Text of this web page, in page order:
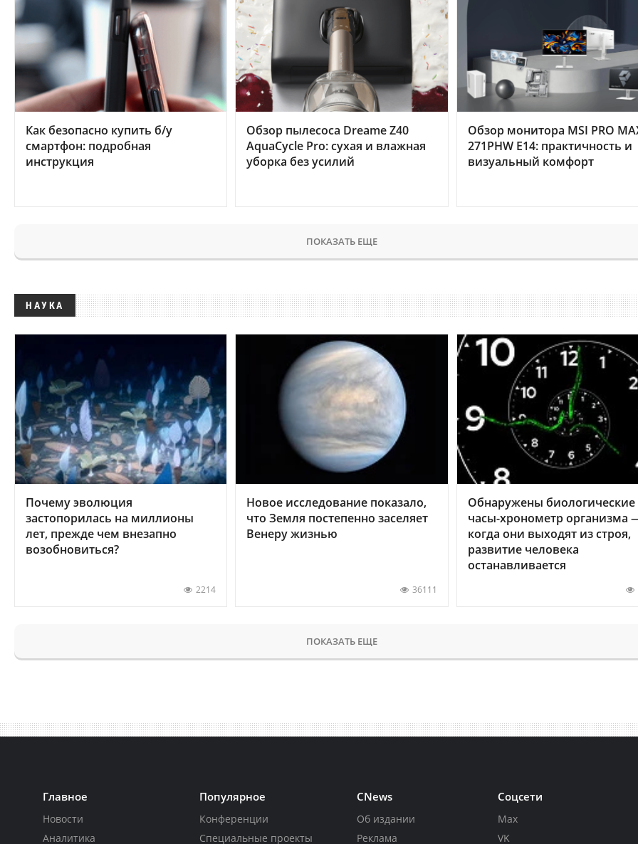
Как безопасно купить б/у
смартфон: подробная
инструкция
Обзор пылесоса Dreame Z40
AquaCycle Pro: сухая и влажная
уборка без усилий
Обзор монитора MSI PRO
271PHW E14: практичность и
визуальный комфорт
ПОКАЗАТЬ ЕЩЕ
НАУКА
Почему эволюция
застопорилась на миллионы
лет, прежде чем внезапно
возобновиться?
2214
Новое исследование показало,
что Земля постепенно заселяет
Венеру жизнью
36111
Обнаружены биологические
часы-хронометр организма
когда они выходят из строя,
развитие человека
останавливается
ПОКАЗАТЬ ЕЩЕ
Главное
Новости
Аналитика
Популярное
Конференции
Специальные проекты
CNews
Об издании
Реклама
Соцсети
Max
VK